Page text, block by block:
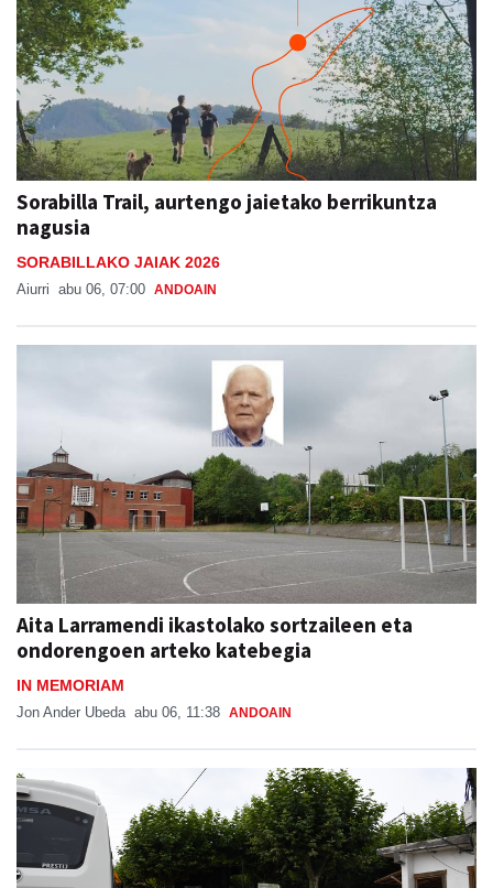
Sorabilla Trail, aurtengo jaietako berrikuntza
nagusia
SORABILLAKO JAIAK 2026
Aiurri abu 06, 07:00 ANDOAIN
Aita Larramendi ikastolako sortzaileen eta
ondorengoen arteko katebegia
IN MEMORIAM
Jon Ander Ubeda abu 06, 11:38 ANDOAIN